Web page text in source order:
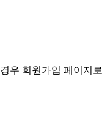
우 회원가입 페이지로